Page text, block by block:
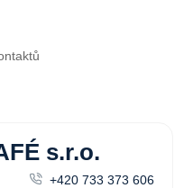
s.r.o.
+420 733 373 606